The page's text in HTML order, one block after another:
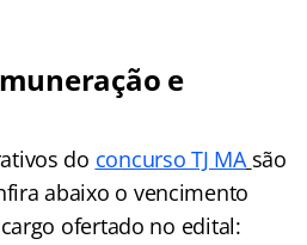
e
do concurso TJ MA são
abaixo o vencimento
ofertado no edital: